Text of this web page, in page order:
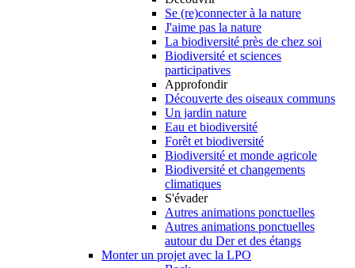
Se (re)connecter à la nature
J'aime pas la nature
La biodiversité près de chez soi
Biodiversité et sciences
participatives
Approfondir
Découverte des oiseaux communs
Un jardin nature
Eau et biodiversité
Forêt et biodiversité
Biodiversité et monde agricole
Biodiversité et changements
climatiques
S'évader
Autres animations ponctuelles
Autres animations ponctuelles
autour du Der et des étangs
Monter un projet avec la LPO